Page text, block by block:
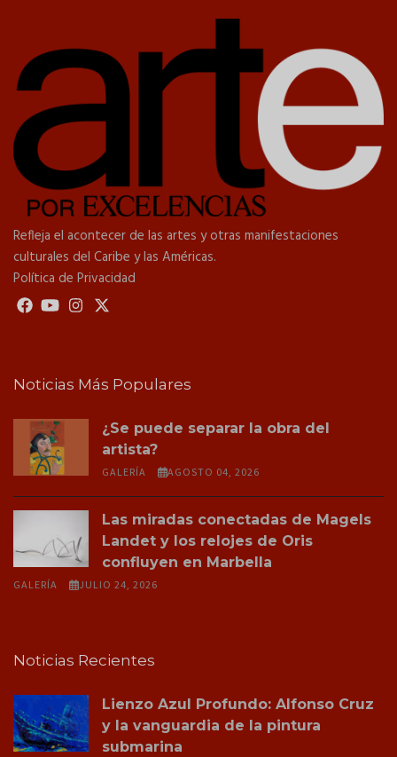
Refleja el acontecer de las artes y otras manifestaciones
culturales del Caribe y las Américas.
Política de Privacidad
Noticias Más Populares
¿Se puede separar la obra del
artista?
GALERÍA AGOSTO 04, 2026
Las miradas conectadas de Magels
Landet y los relojes de Oris
confluyen en Marbella
GALERÍA JULIO 24, 2026
Noticias Recientes
Lienzo Azul Profundo: Alfonso Cruz
y la vanguardia de la pintura
submarina